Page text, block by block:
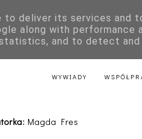
KSIĄŻKI DLA DZIECI
LITERATURA Z PRZEPISAMI
WYWIADY
Mama,
Magda Fres
to deliver its services and
along with
and to detect and